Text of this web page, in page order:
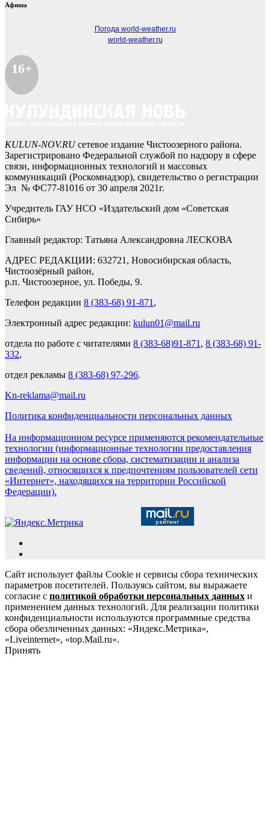
Афиша
Погода world-weather.ru
world-weather.ru
16+
KULUN-NOV.RUсетевое издание Чистоозерного района.
Зарегистрировано Федеральной службой по надзору в сфере
связи, информационных технологий и массовых
коммуникаций (Роскомнадзор), свидетельство о регистрации
Эл № ФС77-81016 от 30 апреля 2021г.
Учредитель ГАУ НСО «Издательский дом «Советская
Сибирь»
Главный редактор: Татьяна Александровна ЛЕСКОВА
АДРЕС РЕДАКЦИИ: 632721, Новосибирская область,
Чистоозёрный район,
р.п. Чистоозерное, ул. Победы, 9.
Телефон редакции 8 (383-68) 91-871 ,
Электронный адрес редакции: kulun01@mail.ru
отдела по работе с читателями 8 (383-68)91-871 , 8 (383-68) 91-
332,
отдел рекламы 8 (383-68) 97-296.
Kn-reklama@mail.ru
Политика конфиденциальности персональных данных
На информационном ресурсе применяются рекомендательные
технологии (информационные технологии предоставления
информации на основе сбора, систематизации и анализа
сведений, относящихся к предпочтениям пользователей сети
«Интернет», находящихся на территории Российской
Федерации).
Сайт использует файлы Cookie и сервисы сбора технических
параметров посетителей. Пользуясь сайтом, вы выражаете
согласие с политикой обработки персональных данных и
применением данных технологий. Для реализации политики
конфиденциальности используются программные средства
сбора обезличенных данных: «Яндекс.Метрика»,
«Liveinternet», «top.Mail.ru».
Принять